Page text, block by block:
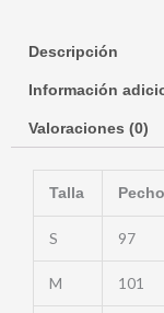
Descripción
Información
Valoraciones (0)
Talla Pecho
S 97
M 101